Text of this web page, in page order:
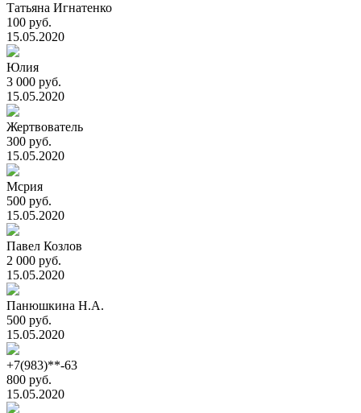
Татьяна Игнатенко
100 руб.
15.05.2020
Юлия
3 000 руб.
15.05.2020
Жертвователь
300 руб.
15.05.2020
Мсрия
500 руб.
15.05.2020
Павел Козлов
2 000 руб.
15.05.2020
Панюшкина Н.А.
500 руб.
15.05.2020
+7(983)**-63
800 руб.
15.05.2020